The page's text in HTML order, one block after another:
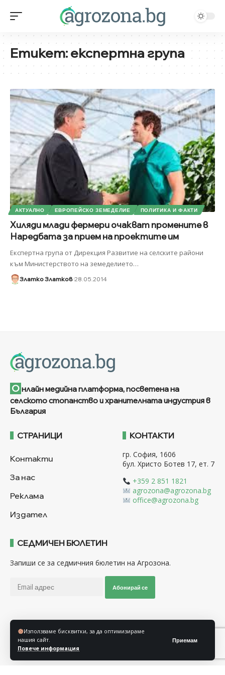
Използваме бисквитки, за да оптимизираме
нашия сайт.
Повече информация
Приемам
Етикет:eкспертна група
АКТУАЛНО ЕВРОПЕЙСКО ЗЕМЕДЕЛИЕ ПОЛИТИКА И ФАКТИ
Хиляди млади фермери очакват промените в
Наредбата за прием на проектите им
Експертна група от Дирекция Развитие на селските райони
към Министерството на земеделието…
Златко Златков 28.05.2014
О нлайн медийна платформа, посветена на
селското стопанство и хранителната индустрия в
България
СТРАНИЦИ
Контакти
За нас
Реклама
Издател
КОНТАКТИ
гр. София, 1606
бул. Христо Ботев 17, ет. 7
+359 2 851 1821
agrozona@agrozona.bg
office@agrozona.bg
СЕДМИЧЕН БЮЛЕТИН
Запиши се за седмичния бюлетин на Агрозона.
Абонирай се
Последвайте ни